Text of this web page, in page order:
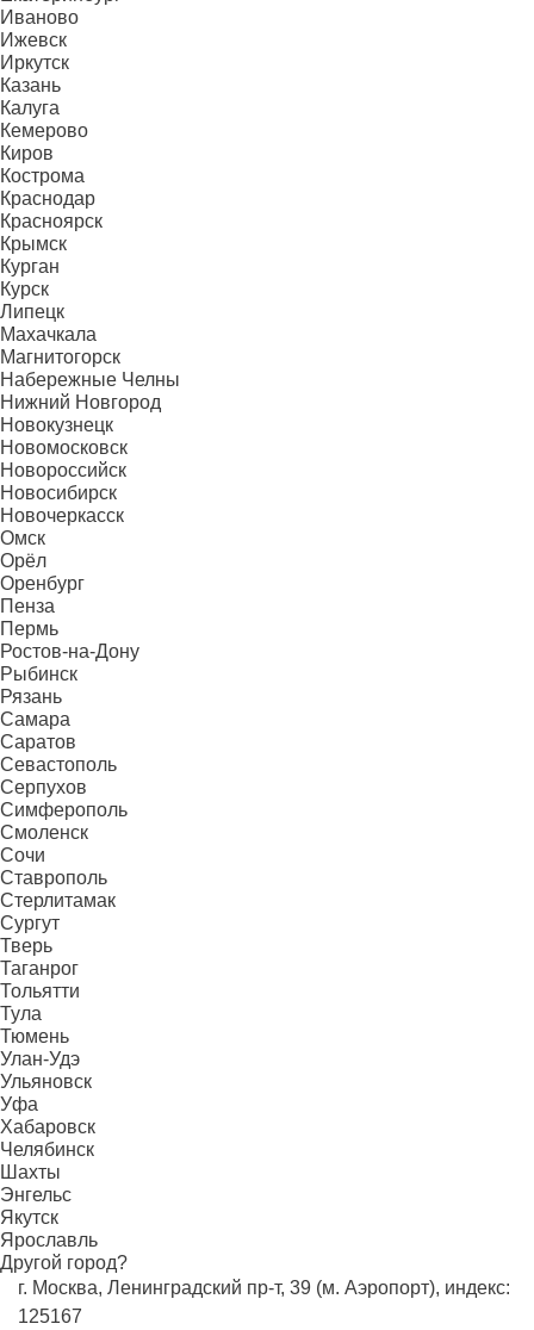
Иваново
Ижевск
Иркутск
Казань
Калуга
Кемерово
Киров
Кострома
Краснодар
Красноярск
Крымск
Курган
Курск
Липецк
Махачкала
Магнитогорск
Набережные Челны
Нижний Новгород
Новокузнецк
Новомосковск
Новороссийск
Новосибирск
Новочеркасск
Омск
Орёл
Оренбург
Пенза
Пермь
Ростов-на-Дону
Рыбинск
Рязань
Самара
Саратов
Севастополь
Серпухов
Симферополь
Смоленск
Сочи
Ставрополь
Стерлитамак
Сургут
Тверь
Таганрог
Тольятти
Тула
Тюмень
Улан-Удэ
Ульяновск
Уфа
Хабаровск
Челябинск
Шахты
Энгельс
Якутск
Ярославль
Другой город?
г. Москва, Ленинградский пр-т, 39 (м. Аэропорт), индекс:
125167